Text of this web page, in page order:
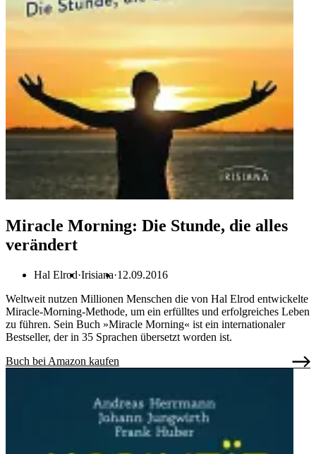
Miracle Morning: Die Stunde, die alles
verändert
Hal Elrod Irisiana 12.09.2016
Weltweit nutzen Millionen Menschen die von Hal Elrod entwickelte
Miracle-Morning-Methode, um ein erfülltes und erfolgreiches Leben
zu führen. Sein Buch »Miracle Morning« ist ein internationaler
Bestseller, der in 35 Sprachen übersetzt worden ist.
Buch bei Amazon kaufen